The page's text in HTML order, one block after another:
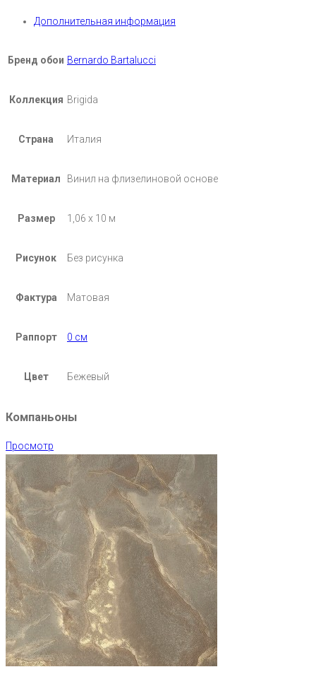
Дополнительная информация
Бренд обои Bernardo Bartalucci
Коллекция Brigida
Страна Италия
Материал Винил на флизелиновой основе
Размер 1,06 х 10 м
Рисунок Без рисунка
Фактура Матовая
Раппорт 0 см
Цвет Бежевый
Компаньоны
Просмотр